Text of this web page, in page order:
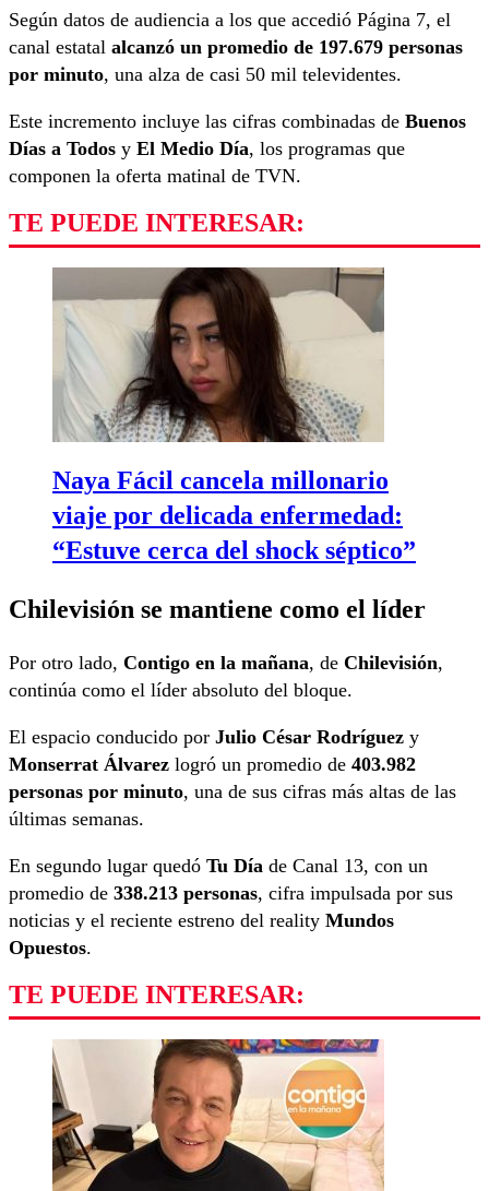
Según datos de audiencia a los que accedió Página 7, el
canal estatal alcanzó un promedio de 197.679 personas
por minuto, una alza de casi 50 mil televidentes.
Este incremento incluye las cifras combinadas de Buenos
Días a Todos y El Medio Día, los programas que
componen la oferta matinal de TVN.
TE PUEDE INTERESAR:
Naya Fácil cancela millonario
viaje por delicada enfermedad:
“Estuve cerca del shock séptico”
Chilevisión se mantiene como el líder
Por otro lado, Contigo en la mañana, de Chilevisión,
continúa como el líder absoluto del bloque.
El espacio conducido por Julio César Rodríguez y
Monserrat Álvarez logró un promedio de 403.982
personas por minuto, una de sus cifras más altas de las
últimas semanas.
En segundo lugar quedó Tu Día de Canal 13, con un
promedio de 338.213 personas, cifra impulsada por sus
noticias y el reciente estreno del reality Mundos
Opuestos.
TE PUEDE INTERESAR: